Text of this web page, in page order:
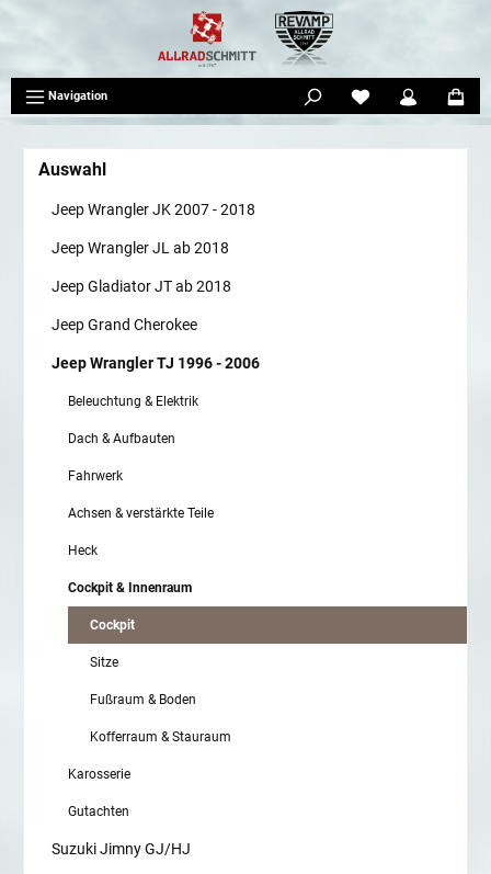
Navigation
Auswahl
Jeep Wrangler JK 2007 - 2018
Jeep Wrangler JL ab 2018
Jeep Gladiator JT ab 2018
Jeep Grand Cherokee
Jeep Wrangler TJ 1996 - 2006
Beleuchtung & Elektrik
Dach & Aufbauten
Fahrwerk
Achsen & verstärkte Teile
Heck
Cockpit & Innenraum
Cockpit
Sitze
Fußraum & Boden
Kofferraum & Stauraum
Karosserie
Gutachten
Suzuki Jimny GJ/HJ